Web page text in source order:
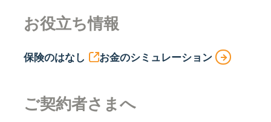
お役立ち情報
保険のはなし お金のシミュレーション
ご契約者さまへ